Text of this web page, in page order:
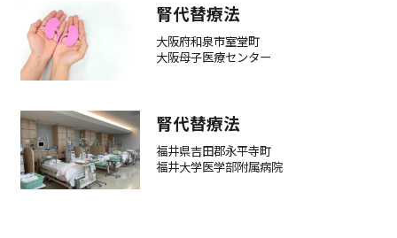
腎代替療法
大阪府和泉市室堂町
大阪母子医療センター
腎代替療法
福井県吉田郡永平寺町
福井大学医学部附属病院